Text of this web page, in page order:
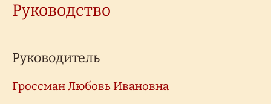
Руководство
Руководитель
Гроссман Любовь Ивановна